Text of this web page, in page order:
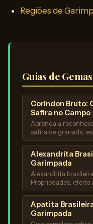
Regiões de
Guias de
Coríndon Bruto:
Safira no Campo
Aprenda a
safira de granada,
Alexandrita
Garimpada
Alexandrita
Propriedades, efeito
Apatita
Garimpada